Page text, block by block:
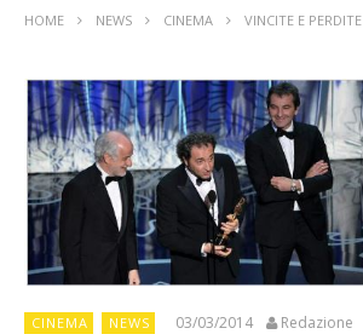
HOME NEWS CINEMA VINCITE E PERDITE
CINEMA NEWS 03/03/2014 Redazione